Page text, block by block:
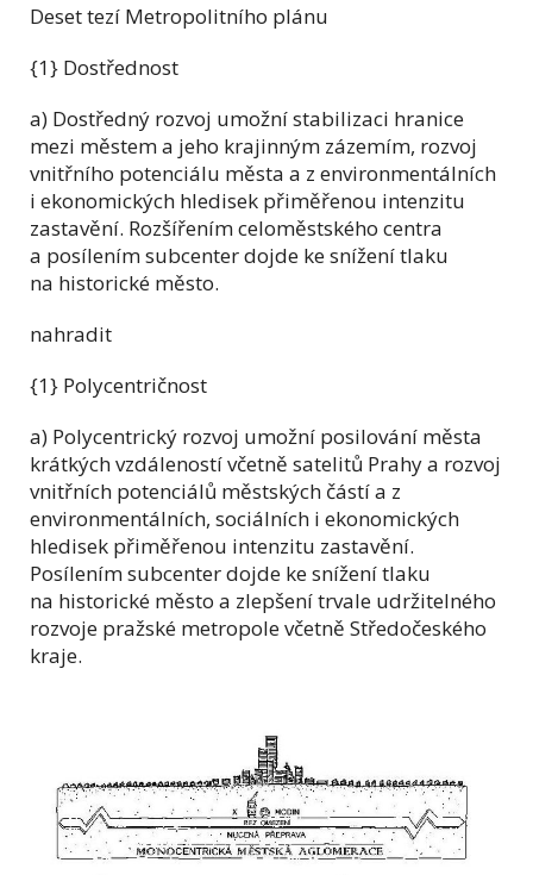
Deset tezí Metropolitního plánu
{1} Dostřednost
a) Dostředný rozvoj umožní stabilizaci hranice
mezi městem a jeho krajinným zázemím, rozvoj
vnitřního potenciálu města a z environmentálních
i ekonomických hledisek přiměřenou intenzitu
zastavění. Rozšířením celoměstského centra
a posílením subcenter dojde ke snížení tlaku
na historické město.
nahradit
{1} Polycentričnost
a) Polycentrický rozvoj umožní posilování města
krátkých vzdáleností včetně satelitů Prahy a rozvoj
vnitřních potenciálů městských částí a z
environmentálních, sociálních i ekonomických
hledisek přiměřenou intenzitu zastavění.
Posílením subcenter dojde ke snížení tlaku
na historické město a zlepšení trvale udržitelného
rozvoje pražské metropole včetně Středočeského
kraje.